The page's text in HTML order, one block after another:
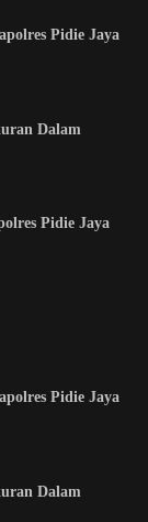
Pidie Jaya
Dalam
Pidie Jaya
Pidie Jaya
Dalam